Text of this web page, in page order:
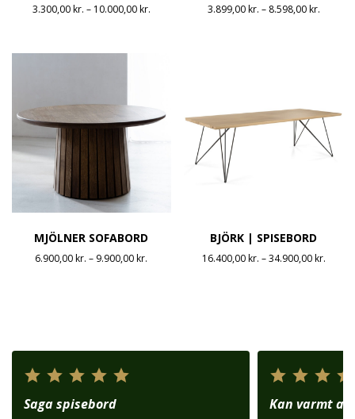
3.300,00kr. – 10.000,00kr.Prisinterval:
3.899,00kr. – 8.598,00kr.
MJÖLNER SOFABORD
6.900,00kr. – 9.900,00kr.
BJÖRK | SPISEBORD
16.400,00kr. –34.900,00kr.
Saga spisebord
Kan varmt